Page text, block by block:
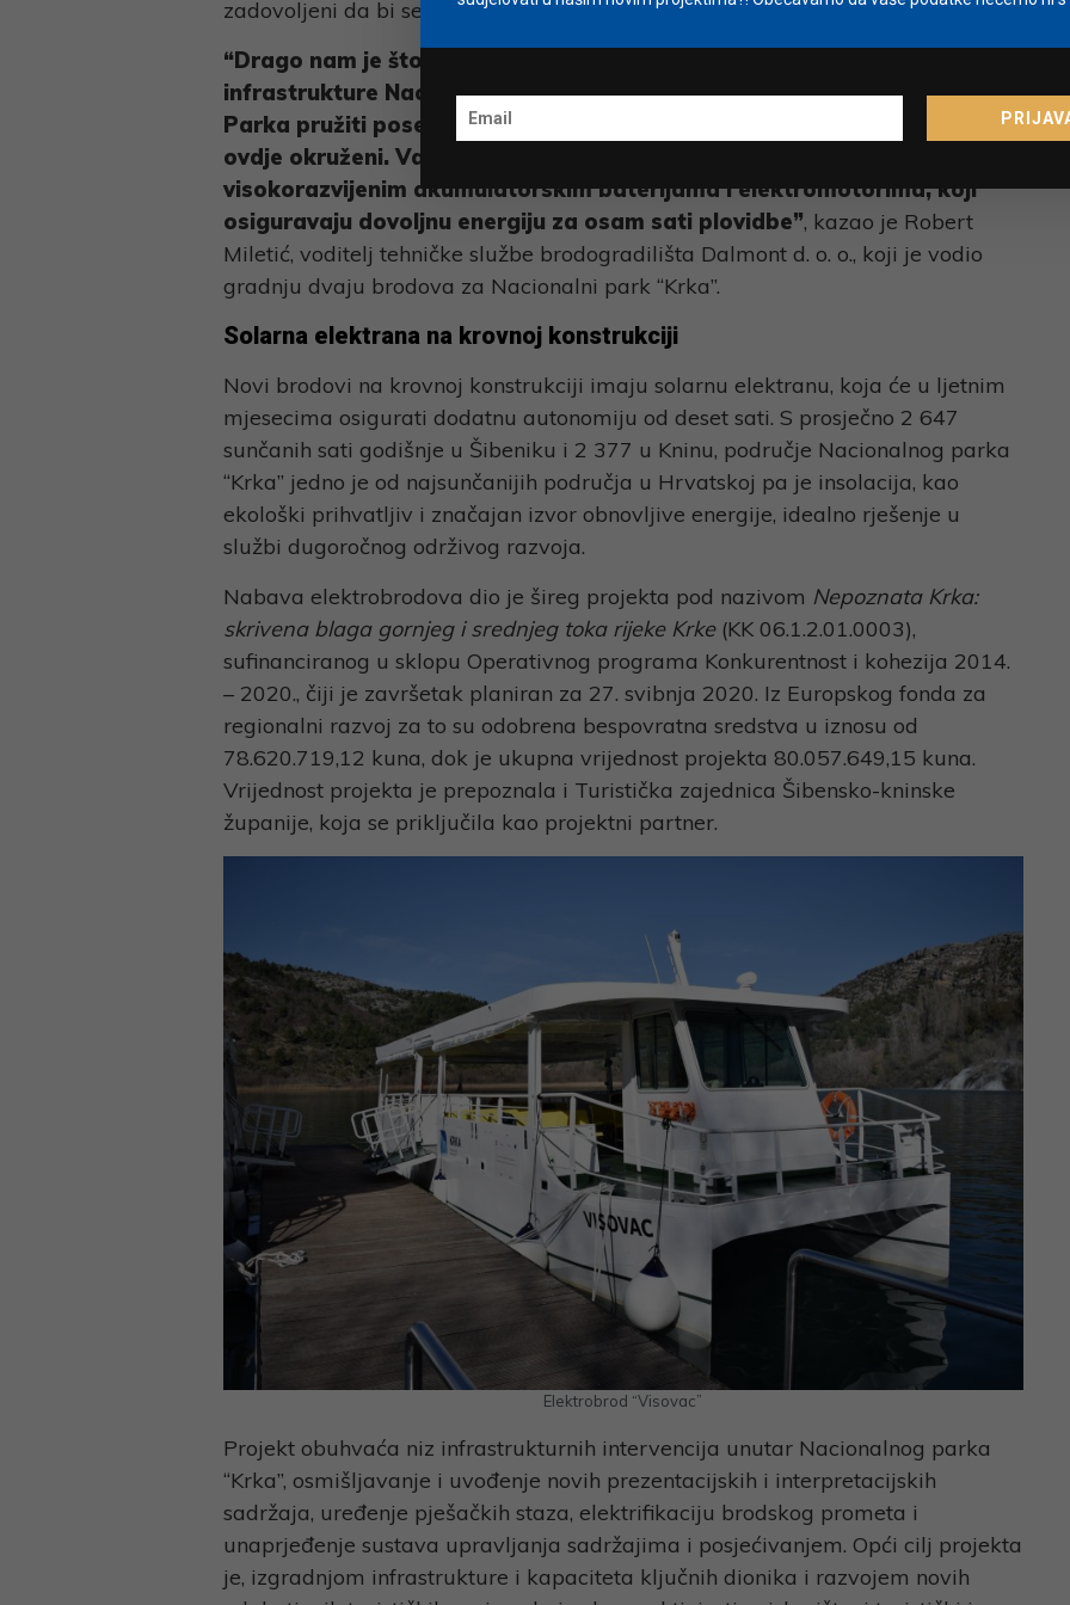
zadovoljeni da bi se živi svijet razvijao neometan čovjekovom prisutnošću.
“Drago nam je što su odsad upravo naši elektrobrodovi dio prometne
infrastrukture Nacionalnog parka ‘Krka’. Vjerujem da će posjetiteljima
Parka pružiti poseban doživljaj prilikom obilaska ljepota kojima smo
ovdje okruženi. Važno je naglasiti da se naši brodovi ističu po
visokorazvijenim akumulatorskim baterijama i elektromotorima, koji
osiguravaju dovoljnu energiju za osam sati plovidbe”, kazao je Robert
Miletić, voditelj tehničke službe brodogradilišta Dalmont d. o. o., koji je vodio
gradnju dvaju brodova za Nacionalni park “Krka”.
Solarna elektrana na krovnoj konstrukciji
Novi brodovi na krovnoj konstrukciji imaju solarnu elektranu, koja će u ljetnim
mjesecima osigurati dodatnu autonomiju od deset sati. S prosječno 2 647
sunčanih sati godišnje u Šibeniku i 2 377 u Kninu, područje Nacionalnog parka
“Krka” jedno je od najsunčanijih područja u Hrvatskoj pa je insolacija, kao
ekološki prihvatljiv i značajan izvor obnovljive energije, idealno rješenje u
službi dugoročnog održivog razvoja.
Nabava elektrobrodova dio je šireg projekta pod nazivom Nepoznata Krka:
skrivena blaga gornjeg i srednjeg toka rijeke Krke(KK 06.1.2.01.0003),
sufinanciranog u sklopu Operativnog programa Konkurentnost i kohezija 2014.
– 2020., čiji je završetak planiran za 27. svibnja 2020. Iz Europskog fonda za
regionalni razvoj za to su odobrena bespovratna sredstva u iznosu od
78.620.719,12 kuna, dok je ukupna vrijednost projekta 80.057.649,15 kuna.
Vrijednost projekta je prepoznala i Turistička zajednica Šibensko-kninske
županije, koja se priključila kao projektni partner.
Elektrobrod “Visovac”
Projekt obuhvaća niz infrastrukturnih intervencija unutar Nacionalnog parka
“Krka”, osmišljavanje i uvođenje novih prezentacijskih i interpretacijskih
sadržaja, uređenje pješačkih staza, elektrifikaciju brodskog prometa i
unaprjeđenje sustava upravljanja sadržajima i posjećivanjem. Opći cilj projekta
je, izgradnjom infrastrukture i kapaciteta ključnih dionika i razvojem novih